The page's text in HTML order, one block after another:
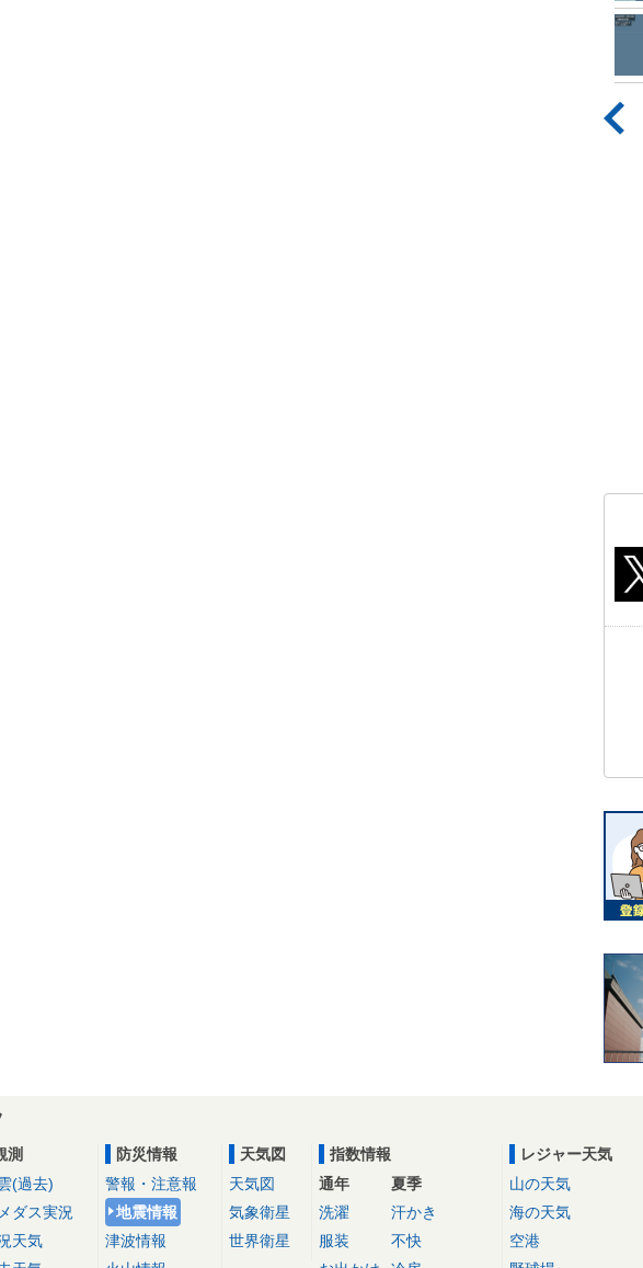
測
(過去)
ダス実況
天気
防災情報
警報・注意報
地震情報
津波情報
天気図
天気図
気象衛星
世界衛星
指数情報
通年
洗濯
服装
夏季
汗かき
不快
レジャー天気
山の天気
海の天気
空港